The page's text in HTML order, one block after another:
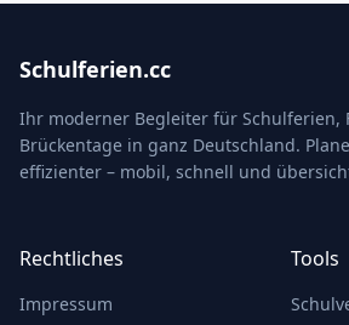
Schulferien.cc
Ihr moderner Begleiter für Schulferien,
Brückentage in ganz Deutschland.
effizienter – mobil, schnell und
Rechtliches
Impressum
Tools